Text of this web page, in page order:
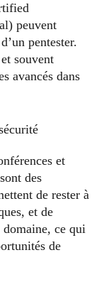
peuvent
pentester.
souvent
avancés dans
et
des
de rester à
et de
domaine, ce qui
de